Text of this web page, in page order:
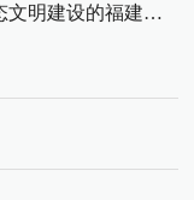
数字生态文明建设的福建路径与启示